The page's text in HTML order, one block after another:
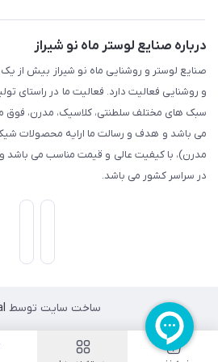
درباره صنایع لوستر ماه نو شیراز
صنایع لوستر و روشنایی ماه نو شیراز بیش از
و روشنایی فعالیت دارد. فعالیت ما در راستای
سبک های مختلف سلطنتی، کلاسیک، مدرن، فوق
می باشد و هدف و رسالت ما ارایه محصولات
مدرن)، با کیفیت عالی و قیمت مناسب می باشد
در سراسر کشور می باشد.
ساخت سایت توسط